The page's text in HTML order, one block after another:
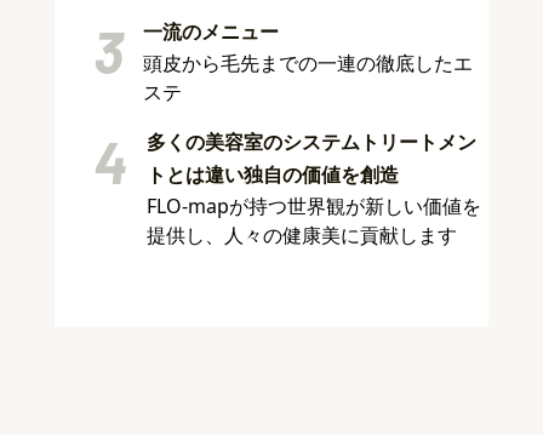
3 一流のメニュー
頭皮から毛先までの一連の徹底したエ
ステ
4
多くの美容室のシステムトリートメン
トとは違い独自の価値を創造
FLO-mapが持つ世界観が新しい価値を
提供し、人々の健康美に貢献します